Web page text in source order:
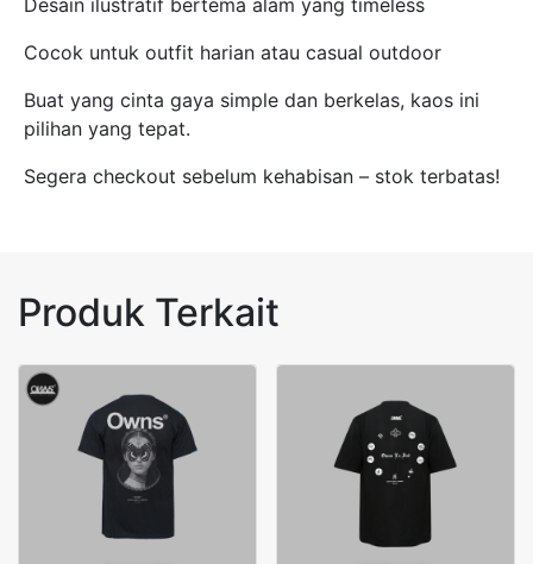
Desain ilustratif bertema alam yang timeless
Cocok untuk outfit harian atau casual outdoor
Buat yang cinta gaya simple dan berkelas, kaos ini
pilihan yang tepat.
Segera checkout sebelum kehabisan – stok terbatas!
Produk Terkait